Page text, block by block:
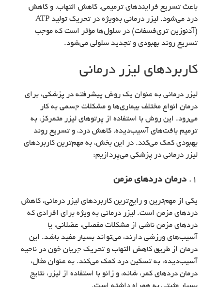
باعث تسریع فرایندهای ترمیمی، کاهش التهاب، و کاهش
درد می‌شود. لیزر درمانی به‌ویژه در تحریک تولید ATP
(آدنوزین تری‌فسفات) در سلول‌ها مؤثر است که موجب
تسریع روند بهبودی و تجدید سلولی می‌شود.
کاربردهای لیزر درمانی
لیزر درمانی به عنوان یک روش پیشرفته در پزشکی، برای
درمان انواع مختلف بیماری‌ها و مشکلات جسمی به کار
می‌رود. این روش با استفاده از پرتوهای لیزر متمرکز، به
ترمیم بافت‌های آسیب‌دیده، کاهش درد، و تسریع روند
بهبودی کمک می‌کند. در این بخش، به مهم‌ترین کاربردهای
لیزر درمانی در پزشکی می‌پردازیم:
1. درمان دردهای مزمن
یکی از مهم‌ترین و رایج‌ترین کاربردهای لیزر درمانی، کاهش
دردهای مزمن است. لیزر درمانی به ویژه برای افرادی که
دردهای مزمن ناشی از مشکلات مفصلی، عضلانی، یا
آسیب‌های ورزشی دارند، می‌تواند بسیار مفید باشد. این
درمان از طریق کاهش التهاب و تحریک جریان خون در ناحیه
آسیب‌دیده، به تسکین درد کمک می‌کند. به عنوان مثال،
درمان دردهای کمر، شانه، و زانو با استفاده از لیزر، نتایج